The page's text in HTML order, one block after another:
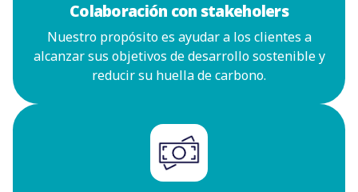
Colaboración con stakeholers
Nuestro propósito es ayudar a los clientes a
alcanzar sus objetivos de desarrollo sostenible y
reducir su huella de carbono.